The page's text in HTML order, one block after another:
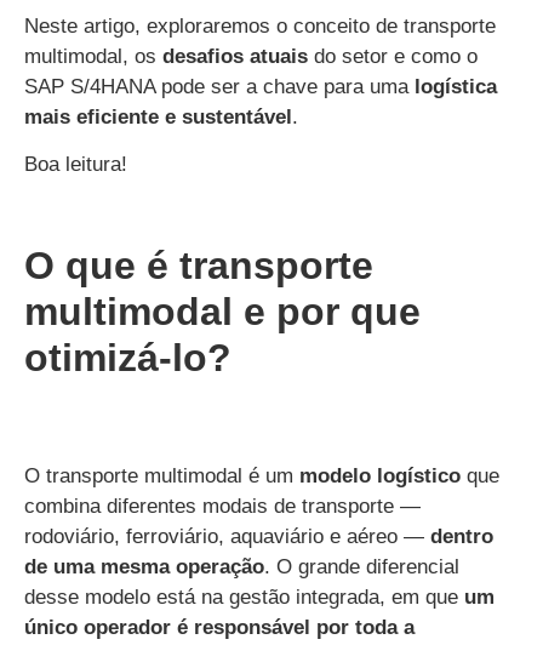
Neste artigo, exploraremos o conceito de transporte
multimodal, os desafios atuais do setor e como o
SAP S/4HANA pode ser a chave para uma logística
mais eficiente e sustentável.
Boa leitura!
O que é transporte
multimodal e por que
otimizá-lo?
O transporte multimodal é um modelo logístico que
combina diferentes modais de transporte —
rodoviário, ferroviário, aquaviário e aéreo — dentro
de uma mesma operação. O grande diferencial
desse modelo está na gestão integrada, em que um
único operador é responsável por toda a